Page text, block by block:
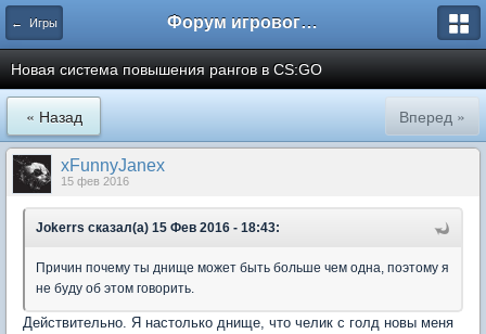
← Игры Форум игрового проекта Riverrise
Новая система повышения рангов в CS:GO
« Назад Вперед »
xFunnyJanex
15 фев 2016
Jokerrs сказал(а) 15 Фев 2016 - 18:43:
Причин почему ты днище может быть больше чем одна, поэтому я
не буду об этом говорить.
Действительно. Я настолько днище, что челик с голд новы меня